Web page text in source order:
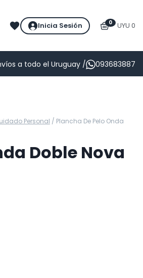
Inicia Sesión 0 UYU 0
a todo el Uruguay / 093683887
Personal / Plancha De Pelo Onda
Doble Nova